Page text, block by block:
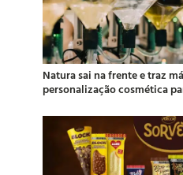
Natura sai na frente e traz
personalização cosmética